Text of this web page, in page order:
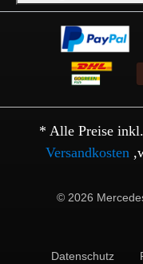
* Alle Preise
Versandkosten
© 2026
Datenschutz